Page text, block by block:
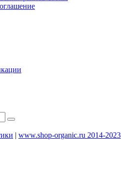
| www.shop-organic.ru 2014-2023